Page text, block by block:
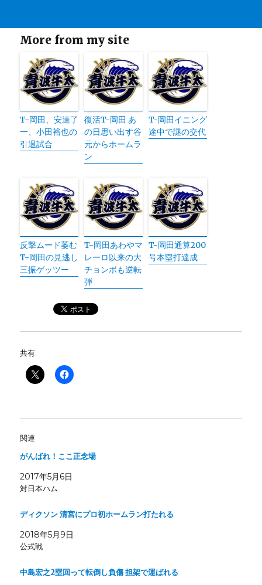
More from my site
T-岡田、安達了
一、小田裕也の
引退試合
復活T-岡田 あ
の日思い出す谷
元からホームラ
ン
T-岡田イニング
途中で謎の交代
反撃ムード萎む
T-岡田の見逃し
三振ゲッツー
T-岡田あわやマ
レーロ以来の大
チョンボも逆転
弾
T-岡田通算200
号本塁打達成
共有:
関連
がんばれ！ここ正念場
2017年5月6日
対日本ハム
ディクソン 清宮にプロ初ホームラン打たれる
2018年5月9日
公式戦
中島宏之2塁回って転倒し負傷 担架で運ばれる